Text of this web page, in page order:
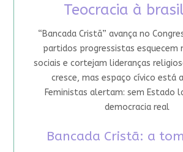
Teocracia à
“Bancada Cristã” avança no
partidos progressistas esquecem
sociais e cortejam lideranças
cresce, mas espaço cívico está
Feministas alertam: sem Estado
democracia real
Bancada Cristã: a